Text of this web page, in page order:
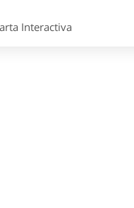
Interactiva